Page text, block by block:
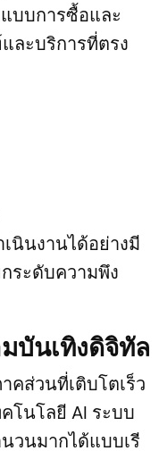
บบการซื้อและ
ละบริการที่ตรง
นินงานได้อย่างมี
ระดับความพึง
บันเทิงดิจิทัล
คส่วนที่เติบโตเร็ว
โนโลยี AI ระบบ
วนมากได้แบบเรี